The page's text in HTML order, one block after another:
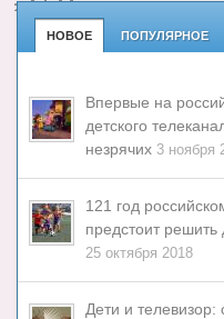
НОВОЕ ПОПУЛЯРНОЕ
Впервые на
детского
незрячих 3 ноября
121 год
предстоит
25 октября 2018
Дети и телевизор: